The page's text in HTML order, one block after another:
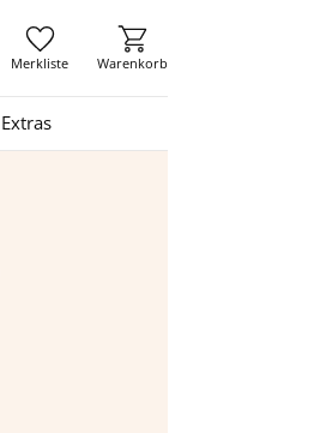
Merkliste Warenkorb
Extras